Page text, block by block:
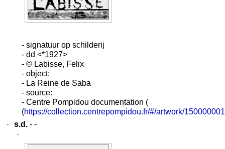
- signatuur op schilderij
- dd <*1927>
- © Labisse, Felix
- object:
- La Reine de Saba
- source:
- Centre Pompidou documentation (
(https://collection.centrepompidou.fr/#/artwork/
·
s.d. - -
·